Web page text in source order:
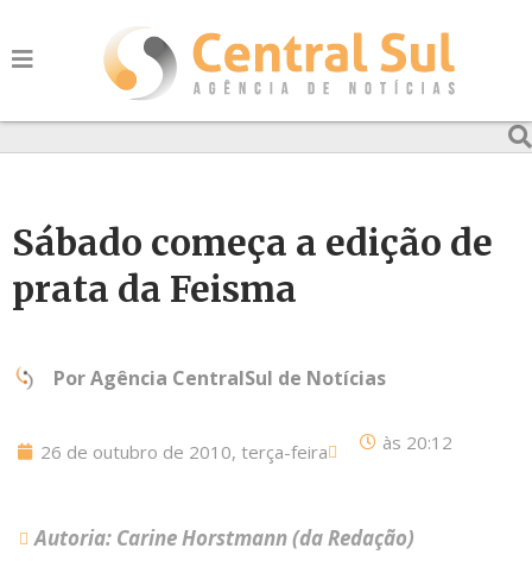
Sábado começa a edição de
prata da Feisma
PorAgência CentralSul de Notícias
26 de outubro de 2010, terça-feira às 20:12
Autoria: Carine Horstmann (da Redação)